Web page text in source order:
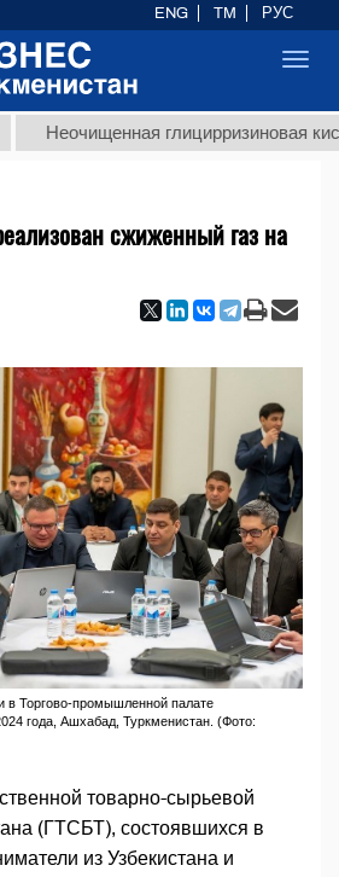
Неочищенная глицирризиновая
сжиженный газ на
в Торгово-промышленной палате
года, Ашхабад, Туркменистан. (Фото:
товарно-сырьевой
(ГТСБТ), состоявшихся в
из Узбекистана и
ENG TM РУС